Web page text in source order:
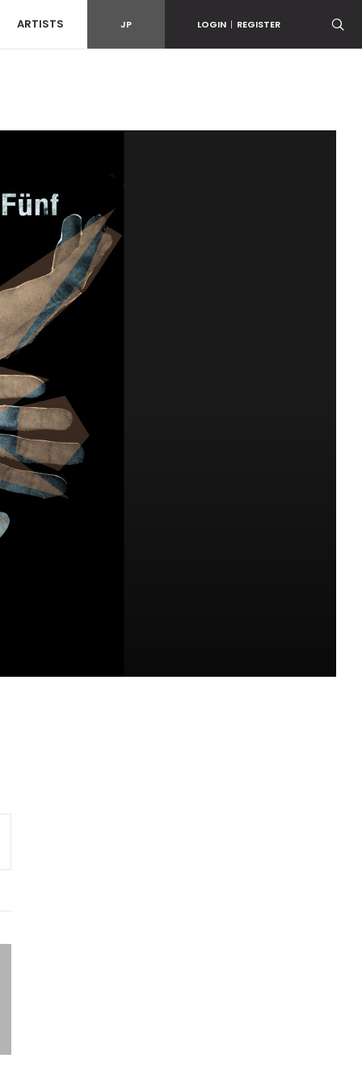
ARTISTS JP LOGIN | REGISTER